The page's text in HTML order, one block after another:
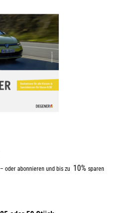
– oder abonnieren und bis zu 10% sparen